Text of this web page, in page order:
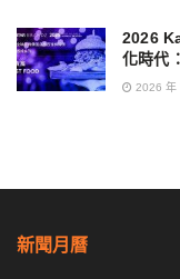
2026
化時代
2026 年
新聞月曆